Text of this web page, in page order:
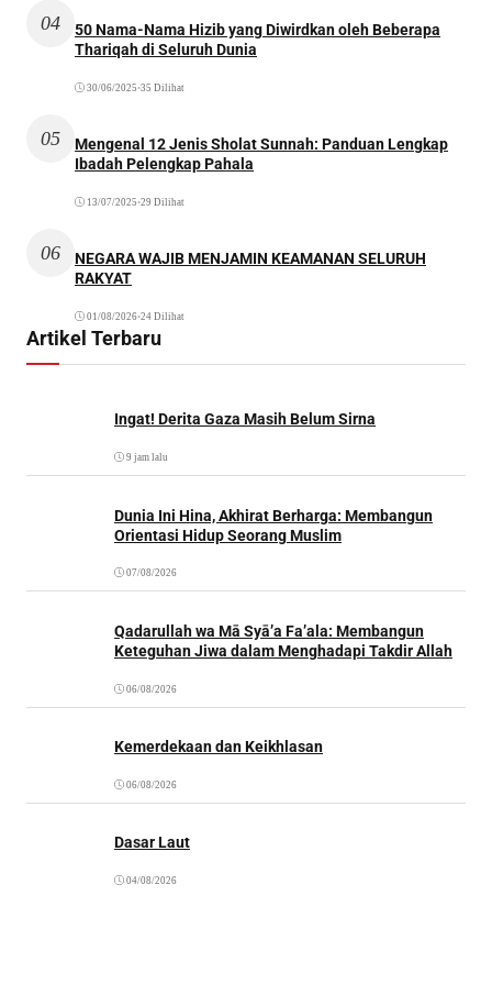
04
50 Nama-Nama Hizib yang Diwirdkan oleh Beberapa
Thariqah di Seluruh Dunia
30/06/2025 •35 Dilihat
05
Mengenal 12 Jenis Sholat Sunnah: Panduan Lengkap
Ibadah Pelengkap Pahala
13/07/2025 •29 Dilihat
06
NEGARA WAJIB MENJAMIN KEAMANAN SELURUH
RAKYAT
01/08/2026•24 Dilihat
Artikel Terbaru
Ingat! Derita Gaza Masih Belum Sirna
9 jam lalu
Dunia Ini Hina, Akhirat Berharga: Membangun
Orientasi Hidup Seorang Muslim
07/08/2026
Qadarullah wa Mā Syā’a Fa’ala: Membangun
Keteguhan Jiwa dalam Menghadapi Takdir Allah
06/08/2026
Kemerdekaan dan Keikhlasan
06/08/2026
Dasar Laut
04/08/2026